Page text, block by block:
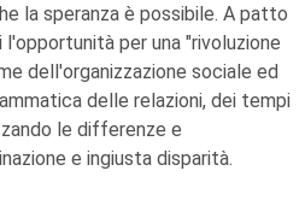
la speranza è possibile. A patto
per una "rivoluzione
dell'organizzazione sociale ed
delle relazioni, dei tempi
le differenze e
e ingiusta disparità.